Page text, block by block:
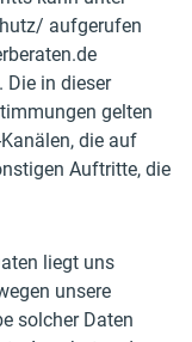
aufgerufen
Die in dieser
gelten
die auf
Auftritte, die
liegt uns
unsere
solcher Daten